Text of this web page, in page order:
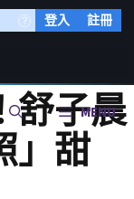
登入 註冊
MENU
舒子晨
」甜